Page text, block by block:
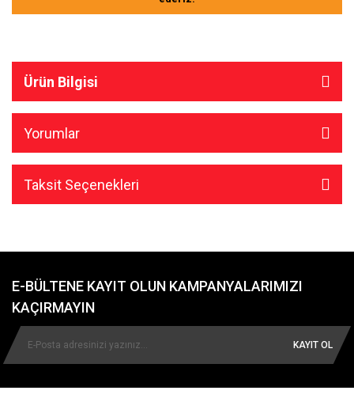
Ürün Bilgisi
Yorumlar
Taksit Seçenekleri
E-BÜLTENE KAYIT OLUN KAMPANYALARIMIZI
KAÇIRMAYIN
KAYIT OL